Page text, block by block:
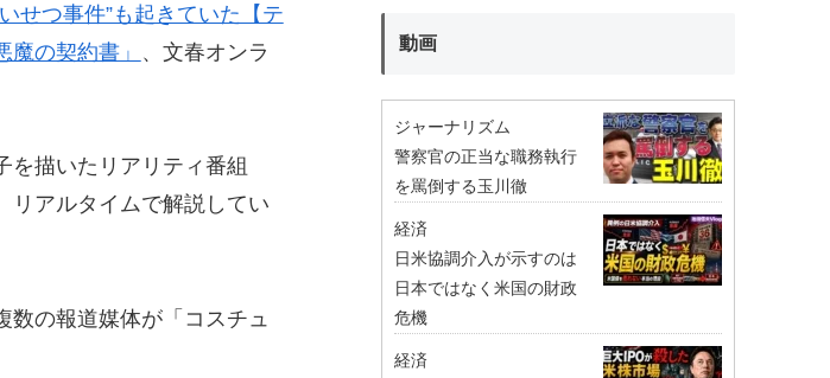
せつ事件”も起きていた【テ
の契約書」 、文春オンラ
を描いたリアリティ番組
リアルタイムで解説してい
の報道媒体が「コスチュ
動画
ジャーナリズム
警察官の正当な職務執行
を罵倒する玉川徹
経済
日米協調介入が示すのは
日本ではなく米国の財政
危機
経済